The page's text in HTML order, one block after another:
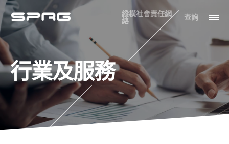
縱橫社會責任網
絡 查詢
行業及服務